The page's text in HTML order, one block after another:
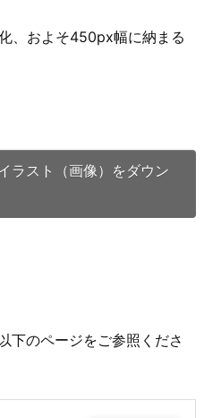
、およそ450px幅に納まる
ラスト（画像）をダウン
下のページをご参照くださ